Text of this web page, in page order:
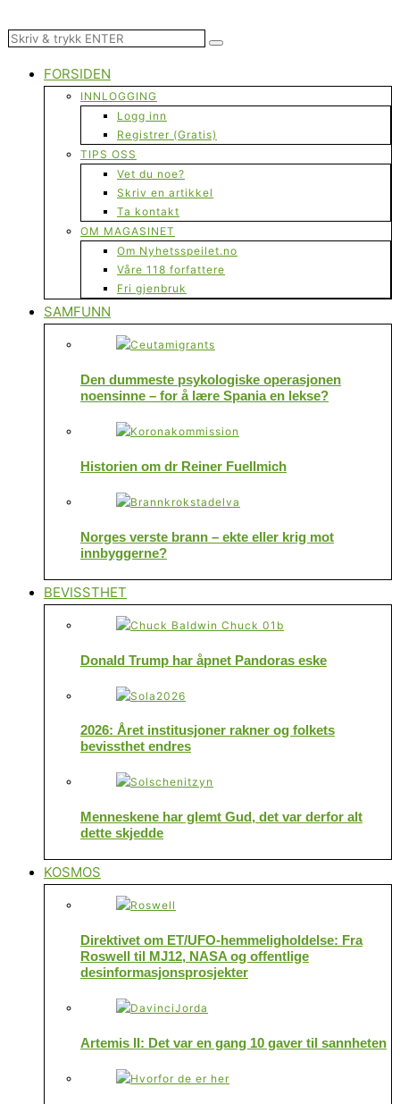
FORSIDEN
INNLOGGING
Logg inn
Registrer (Gratis)
TIPS OSS
Vet du noe?
Skriv en artikkel
Ta kontakt
OM MAGASINET
Om Nyhetsspeilet.no
Våre 118 forfattere
Fri gjenbruk
SAMFUNN
Den dummeste psykologiske operasjonen
noensinne – for å lære Spania en lekse?
Historien om dr Reiner Fuellmich
Norges verste brann – ekte eller krig mot
innbyggerne?
BEVISSTHET
Donald Trump har åpnet Pandoras eske
2026: Året institusjoner rakner og folkets
bevissthet endres
Menneskene har glemt Gud, det var derfor alt
dette skjedde
KOSMOS
Direktivet om ET/UFO-hemmeligholdelse: Fra
Roswell til MJ12, NASA og offentlige
desinformasjonsprosjekter
Artemis II: Det var en gang 10 gaver til sannheten